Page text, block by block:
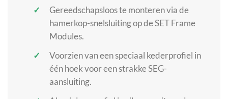
Gereedschapsloos te monteren via de
hamerkop-snelsluiting op de SET Frame
Modules.
Voorzien van een speciaal kederprofiel in
één hoek voor een strakke SEG-
aansluiting.